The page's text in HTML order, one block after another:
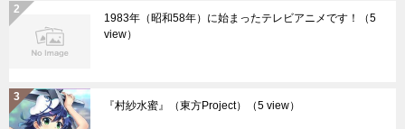
1983年（昭和58年）に始まったテレビアニメです！
（5
view）
『村紗水蜜』（東方Project） （5 view）